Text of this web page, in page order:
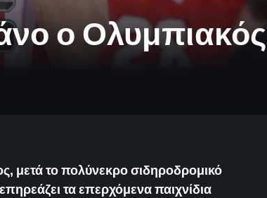
ο Ολυμπιακός
μετά το πολύνεκρο σιδηροδρομικό
τα επερχόμενα παιχνίδια